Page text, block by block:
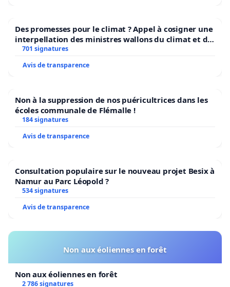
Des promesses pour le climat ? Appel à cosigner une
interpellation des ministres wallons du climat et de
l’environnement.
701 signatures
Avis de transparence
Non à la suppression de nos puéricultrices dans les
écoles communale de Flémalle !
184 signatures
Avis de transparence
Consultation populaire sur le nouveau projet Besix à
Namur au Parc Léopold ?
534 signatures
Avis de transparence
Non aux éoliennes en forêt
Non aux éoliennes en forêt
2 786 signatures